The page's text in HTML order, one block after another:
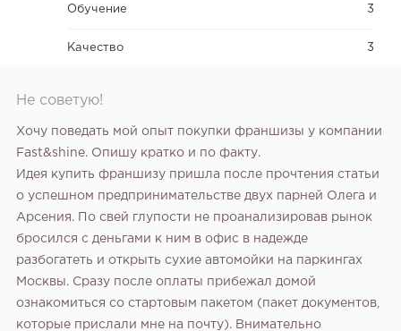
Обучение 3
Качество 3
Не советую!
Хочу поведать мой опыт покупки франшизы у компании
Fast&shine. Опишу кратко и по факту.
Идея купить франшизу пришла после прочтения статьи
о успешном предпринимательстве двух парней Олега и
Арсения. По свей глупости не проанализировав рынок
бросился с деньгами к ним в офис в надежде
разбогатеть и открыть сухие автомойки на паркингах
Москвы. Сразу после оплаты прибежал домой
ознакомиться со стартовым пакетом (пакет документов,
которые прислали мне на почту). Внимательно